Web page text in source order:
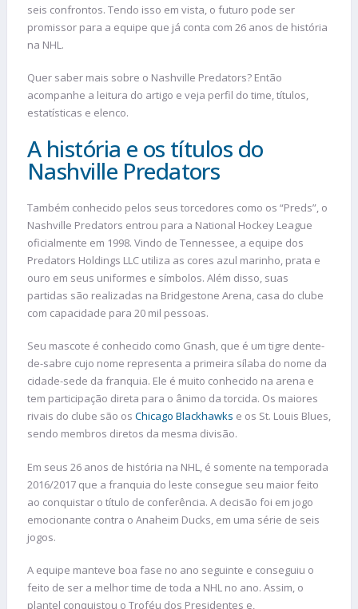
seis confrontos. Tendo isso em vista, o futuro pode ser
promissor para a equipe que já conta com 26 anos de história
na NHL.
Quer saber mais sobre o Nashville Predators? Então
acompanhe a leitura do artigo e veja perfil do time, títulos,
estatísticas e elenco.
A história e os títulos do
Nashville Predators
Também conhecido pelos seus torcedores como os “Preds”, o
Nashville Predators entrou para a National Hockey League
oficialmente em 1998. Vindo de Tennessee, a equipe dos
Predators Holdings LLC utiliza as cores azul marinho, prata e
ouro em seus uniformes e símbolos. Além disso, suas
partidas são realizadas na Bridgestone Arena, casa do clube
com capacidade para 20 mil pessoas.
Seu mascote é conhecido como Gnash, que é um tigre dente-
de-sabre cujo nome representa a primeira sílaba do nome da
cidade-sede da franquia. Ele é muito conhecido na arena e
tem participação direta para o ânimo da torcida. Os maiores
rivais do clube são os Chicago Blackhawks e os St. Louis Blues,
sendo membros diretos da mesma divisão.
Em seus 26 anos de história na NHL, é somente na temporada
2016/2017 que a franquia do leste consegue seu maior feito
ao conquistar o título de conferência. A decisão foi em jogo
emocionante contra o Anaheim Ducks, em uma série de seis
jogos.
A equipe manteve boa fase no ano seguinte e conseguiu o
feito de ser a melhor time de toda a NHL no ano. Assim, o
plantel conquistou o Troféu dos Presidentes e,